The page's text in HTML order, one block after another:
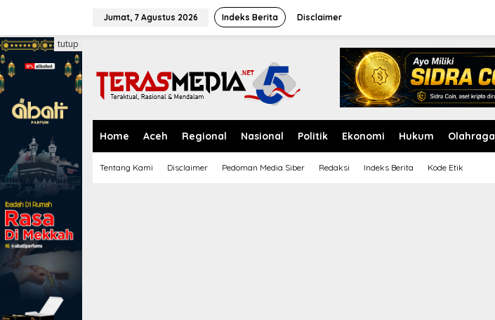
a
t
i
k
e
Jumat, 7 Agustus 2026 Indeks Berita Disclaimer
Home Aceh Regional Nasional Politik Ekonomi Hukum Olahraga
Tentang Kami Disclaimer Pedoman Media Siber Redaksi Indeks Berita Kode Etik
tutup